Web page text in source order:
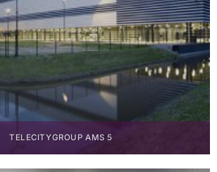
TELECITYGROUP AMS 5